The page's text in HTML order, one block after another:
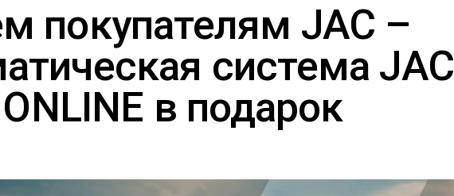
покупателям JAC –
система JAC
ONLINE в подарок